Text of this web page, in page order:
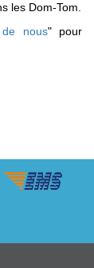
les Dom-Tom.
nous" pour